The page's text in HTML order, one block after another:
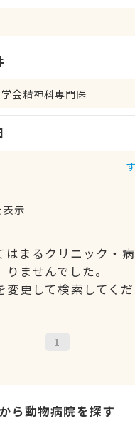
会精神科専門医
示
はまるクリニック・
りませんでした。
更して検索してくだ
1
ら動物病院を探す